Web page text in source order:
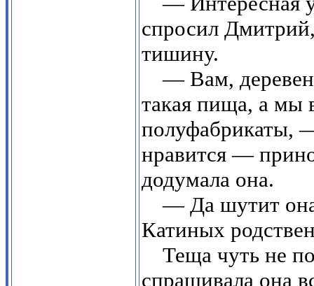
спросил
тишину.
— Вам,
такая пища, а мы
полуфабрикаты,
нравится —
додумала она.
— Да шутит
Катиных
Теща чуть не
спрашивала она